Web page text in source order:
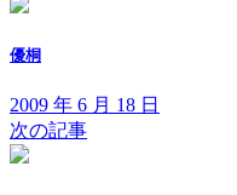
優桐
2009 年 6 月 18 日
次の記事